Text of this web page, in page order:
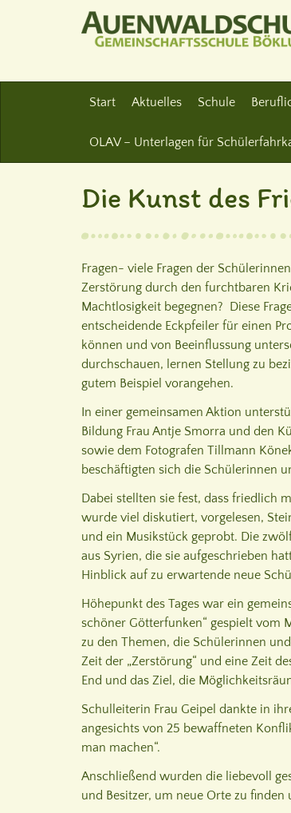
Start Aktuelles Schule
OLAV – Unterlagen für
Die Kunst des
Fragen- viele Fragen der
Zerstörung durch den furchtbaren
Machtlosigkeit begegnen? Diese
entscheidende Eckpfeiler für einen
können und von Beeinflussung
durchschauen, lernen Stellung zu
gutem Beispiel vorangehen.
In einer gemeinsamen Aktion
Bildung Frau Antje Smorra und den
sowie dem Fotografen Tillmann
beschäftigten sich die Schülerinnen
Dabei stellten sie fest, dass friedlich
wurde viel diskutiert, vorgelesen,
und ein Musikstück geprobt. Die
aus Syrien, die sie aufgeschrieben
Hinblick auf zu erwartende neue
Höhepunkt des Tages war ein
schöner Götterfunken“ gespielt vom
zu den Themen, die Schülerinnen
Zeit der „Zerstörung“ und eine Zeit
End und das Ziel, die
Schulleiterin Frau Geipel dankte in
angesichts von 25 bewaffneten
man machen“.
Anschließend wurden die liebevoll
und Besitzer, um neue Orte zu